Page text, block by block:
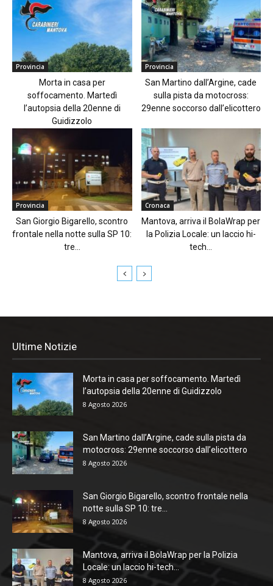
Provincia
Morta in casa per
soffocamento. Martedì
l’autopsia della 20enne di
Guidizzolo
Provincia
San Martino dall’Argine, cade
sulla pista da motocross:
29enne soccorso dall’elicottero
Provincia
San Giorgio Bigarello, scontro
frontale nella notte sulla SP 10:
tre...
Cronaca
Mantova, arriva il BolaWrap per
la Polizia Locale: un laccio hi-
tech...
Ultime Notizie
Morta in casa per soffocamento. Martedì
l’autopsia della 20enne di Guidizzolo
8 Agosto 2026
San Martino dall’Argine, cade sulla pista da
motocross: 29enne soccorso dall’elicottero
8 Agosto 2026
San Giorgio Bigarello, scontro frontale nella
notte sulla SP 10: tre...
8 Agosto 2026
Mantova, arriva il BolaWrap per la Polizia
Locale: un laccio hi-tech...
8 Agosto 2026